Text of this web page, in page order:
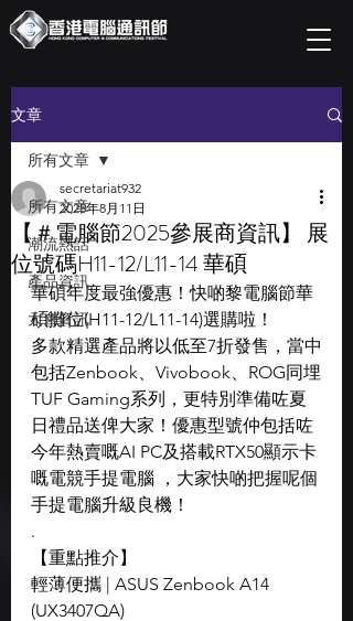
文章
所有文章
潮流熱話
產品資訊
大會資訊
所有文章
【＃電腦節2025參展商資訊】 展
位號碼H11-12/L11-14 華碩
secretariat932
2025年8月11日
華碩年度最強優惠！快啲黎電腦節華
碩攤位(H11-12/L11-14)選購啦！
多款精選產品將以低至7折發售，當中
包括Zenbook、Vivobook、ROG同埋
TUF Gaming系列，更特別準備咗夏
日禮品送俾大家！優惠型號仲包括咗
今年熱賣嘅AI PC及搭載RTX50顯示卡
嘅電競手提電腦 ，大家快啲把握呢個
手提電腦升級良機！
.
【重點推介】
輕薄便攜 | ASUS Zenbook A14
(UX3407QA)